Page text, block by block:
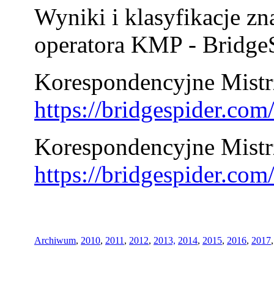
Wyniki i klasyfikacje
operatora KMP -
Korespondencyjne
https://
Korespondencyjne
https://
Archiwum, 2010, 2011 , 2012, 2013, 2014, 2015, 2016, 2017